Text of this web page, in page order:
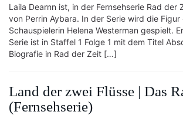
Laila Dearnn ist, in der Fernsehserie Rad der
von Perrin Aybara. In der Serie wird die
Schauspielerin Helena Westerman gespielt.
Serie ist in Staffel 1 Folge 1 mit dem Titel
Biografie in Rad der Zeit […]
Land der zwei Flüsse | Das
(Fernsehserie)